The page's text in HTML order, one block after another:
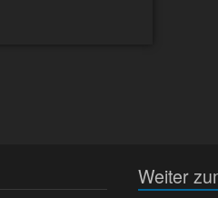
Weiter